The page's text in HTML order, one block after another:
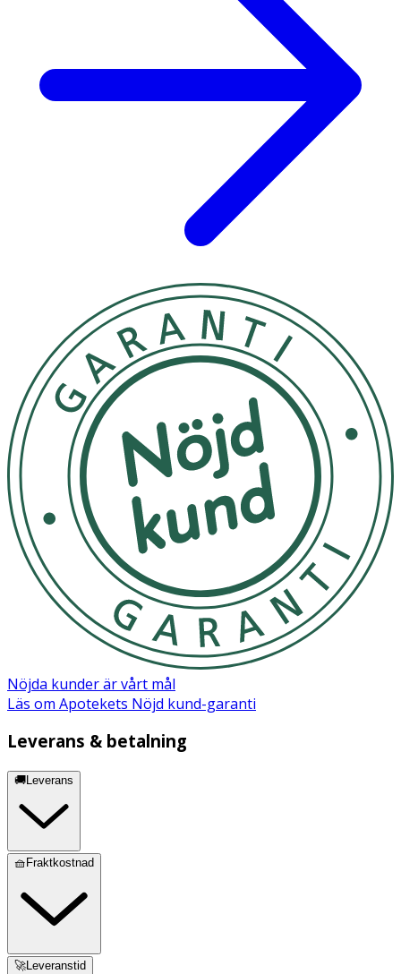
Nöjda kunder är vårt mål
Läs om Apotekets Nöjd kund-garanti
Leverans & betalning
🚚Leverans
🧺Fraktkostnad
🚀Leveranstid